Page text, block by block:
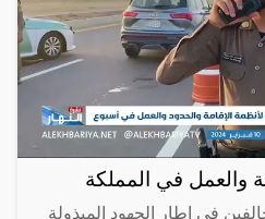
والعمل في المملكة
في إطار الجهود المبذولة